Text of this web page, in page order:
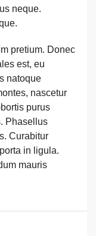
neque.
pretium. Donec
est, eu
natoque
nascetur
purus
Phasellus
Curabitur
in ligula.
mauris